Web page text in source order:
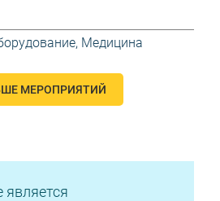
, Медицина
МЕРОПРИЯТИЙ
является